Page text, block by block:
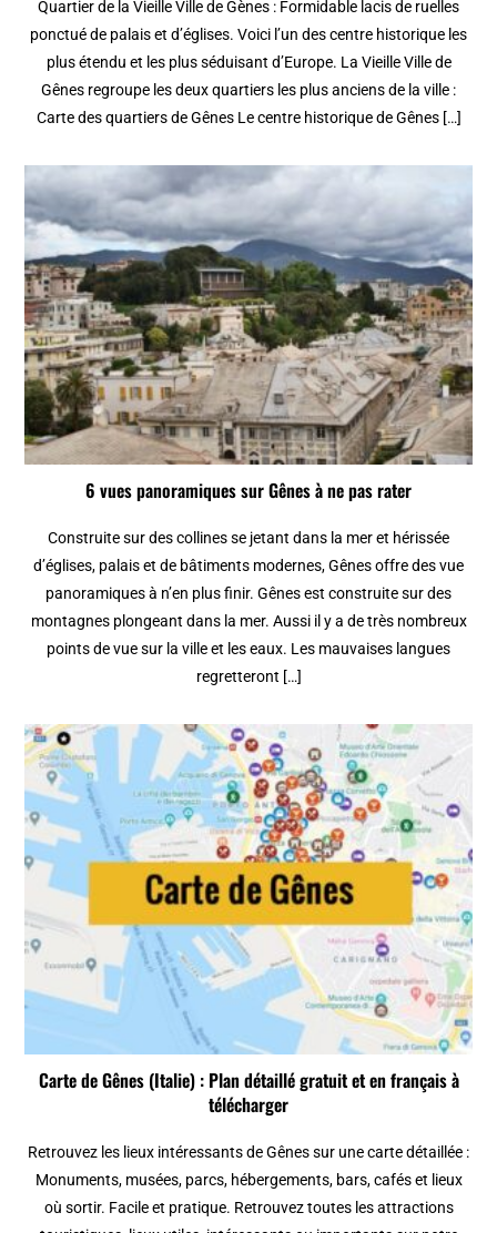
Quartier de la Vieille Ville de Gènes : Formidable lacis de ruelles
ponctué de palais et d’églises. Voici l’un des centre historique les
plus étendu et les plus séduisant d’Europe. La Vieille Ville de
Gênes regroupe les deux quartiers les plus anciens de la ville :
Carte des quartiers de Gênes Le centre historique de Gênes […]
6 vues panoramiques sur Gênes à ne pas rater
Construite sur des collines se jetant dans la mer et hérissée
d’églises, palais et de bâtiments modernes, Gênes offre des vue
panoramiques à n’en plus finir. Gênes est construite sur des
montagnes plongeant dans la mer. Aussi il y a de très nombreux
points de vue sur la ville et les eaux. Les mauvaises langues
regretteront […]
Carte de Gênes (Italie) : Plan détaillé gratuit et en français à
télécharger
Retrouvez les lieux intéressants de Gênes sur une carte détaillée :
Monuments, musées, parcs, hébergements, bars, cafés et lieux
où sortir. Facile et pratique. Retrouvez toutes les attractions